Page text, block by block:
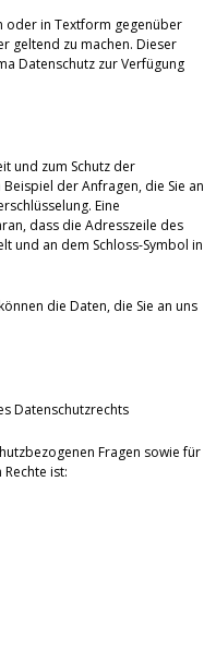
oder in Textform gegenüber
geltend zu machen. Dieser
Datenschutz zur Verfügung
und zum Schutz der
der Anfragen, die Sie an
Eine
dass die Adresszeile des
und an dem Schloss-Symbol in
die Daten, die Sie an uns
Datenschutzrechts
Fragen sowie für
ist: